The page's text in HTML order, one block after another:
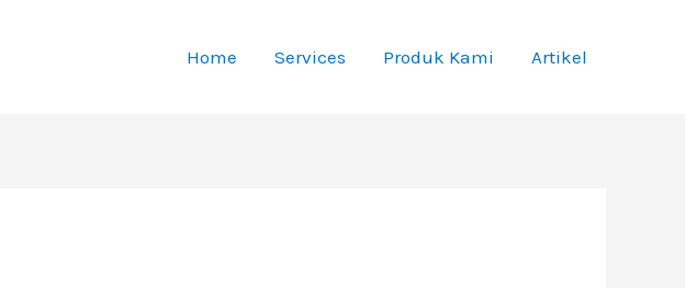
Home Services Produk Kami Artikel